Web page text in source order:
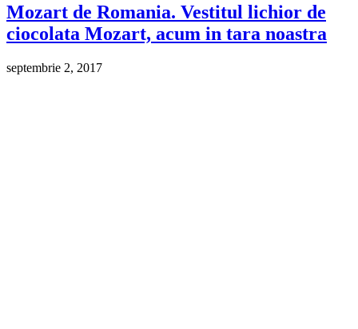
Mozart de Romania. Vestitul lichior de
ciocolata Mozart, acum in tara noastra
septembrie 2, 2017